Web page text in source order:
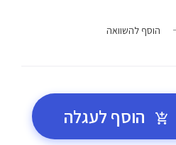
הוסף להשוואה
הוסף לעגלה